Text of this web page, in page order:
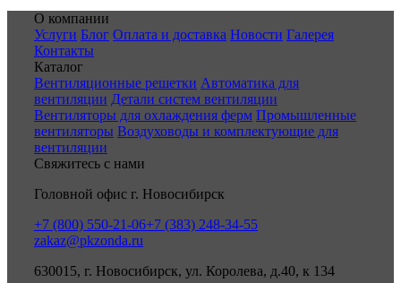
О компании
Услуги Блог Оплата и доставка Новости Галерея
Контакты
Каталог
Вентиляционные решетки Автоматика для
вентиляции Детали систем вентиляции
Вентиляторы для охлаждения ферм Промышленные
вентиляторы Воздуховоды и комплектующие для
вентиляции
Свяжитесь с нами
Головной офис г. Новосибирск
+7 (800) 550-21-06+7 (383) 248-34-55
zakaz@pkzonda.ru
630015, г. Новосибирск, ул. Королева, д.40, к 134